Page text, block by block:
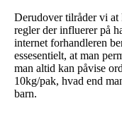
Derudover tilråder vi at
regler der influerer på
internet forhandleren
essesentielt, at man
man altid kan påvise
10kg/pak, hvad end
barn.